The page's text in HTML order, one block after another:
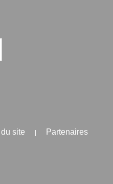
site | Partenaires